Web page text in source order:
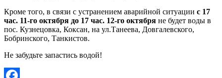
Кроме того, в связи с устранением аварийной ситуации с 17
час. 11-го октября до 17 час. 12-го октября не будет воды в
пос. Кузнецовка, Коксан, на ул.Танеева, Довгалевского,
Бобринского, Танкистов.
Не забудьте запастись водой!